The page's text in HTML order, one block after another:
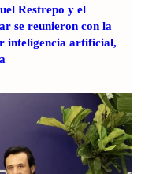
Restrepo y el
se reunieron con la
inteligencia artificial,